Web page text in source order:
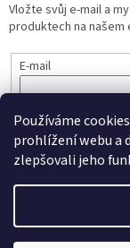
Používáme
prohlížení webu a
zlepšovali jeho
Vložte svůj e-mail a
produktech na našem
E-mail
PŘIHLÁSIT SE